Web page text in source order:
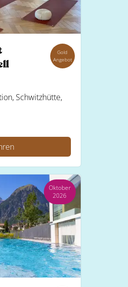
Gold
Angebot
Schwitzhütte,
Oktober
2026